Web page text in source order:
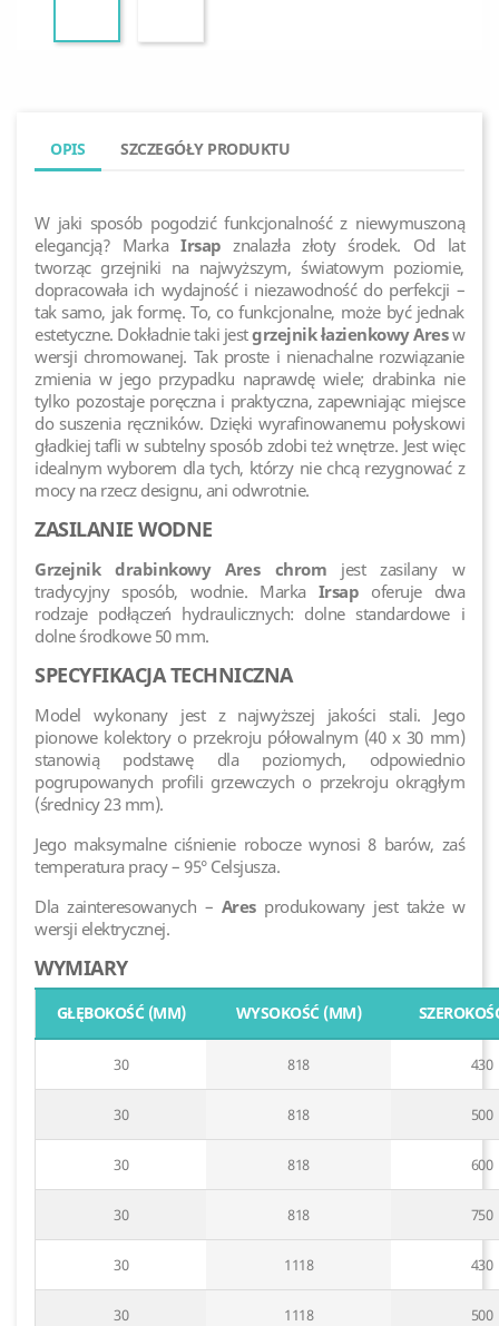
OPIS SZCZEGÓŁY PRODUKTU
W jaki sposób pogodzić funkcjonalność z niewymuszoną
elegancją? MarkaIrsap znalazła złoty środek. Od lat
tworząc grzejniki na najwyższym, światowym poziomie,
dopracowała ich wydajność i niezawodność do perfekcji –
tak samo, jak formę. To, co funkcjonalne, może być jednak
estetyczne. Dokładnie taki jestgrzejnik łazienkowy Aresw
wersji chromowanej. Tak proste i nienachalne rozwiązanie
zmienia w jego przypadku naprawdę wiele; drabinka nie
tylko pozostaje poręczna i praktyczna, zapewniając miejsce
do suszenia ręczników. Dzięki wyrafinowanemu połyskowi
gładkiej tafli w subtelny sposób zdobi też wnętrze. Jest więc
idealnym wyborem dla tych, którzy nie chcą rezygnować z
mocy na rzecz designu, ani odwrotnie.
ZASILANIE WODNE
Grzejnik drabinkowy Ares chrom jest zasilany w
tradycyjny sposób, wodnie. Marka Irsap oferuje dwa
rodzaje podłączeń hydraulicznych: dolne standardowe i
dolne środkowe 50 mm.
SPECYFIKACJA TECHNICZNA
Model wykonany jest z najwyższej jakości stali. Jego
pionowe kolektory o przekroju półowalnym (40 x 30 mm)
stanowią podstawę dla poziomych, odpowiednio
pogrupowanych profili grzewczych o przekroju okrągłym
(średnicy 23 mm).
Jego maksymalne ciśnienie robocze wynosi 8 barów, zaś
temperatura pracy – 95° Celsjusza.
Dla zainteresowanych – Aresprodukowany jest także w
wersji elektrycznej.
WYMIARY
GŁĘBOKOŚĆ (MM) WYSOKOŚĆ (MM)
30 818 430
30 818 500
30 818 600
30 818 750
30 1118 430
30 1118 500